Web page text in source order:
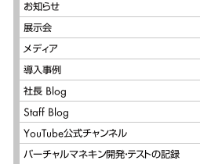
お知らせ
展示会
メディア
導入事例
社長 Blog
Staff Blog
YouTube公式チャンネル
バーチャルマネキン開発・テストの記録